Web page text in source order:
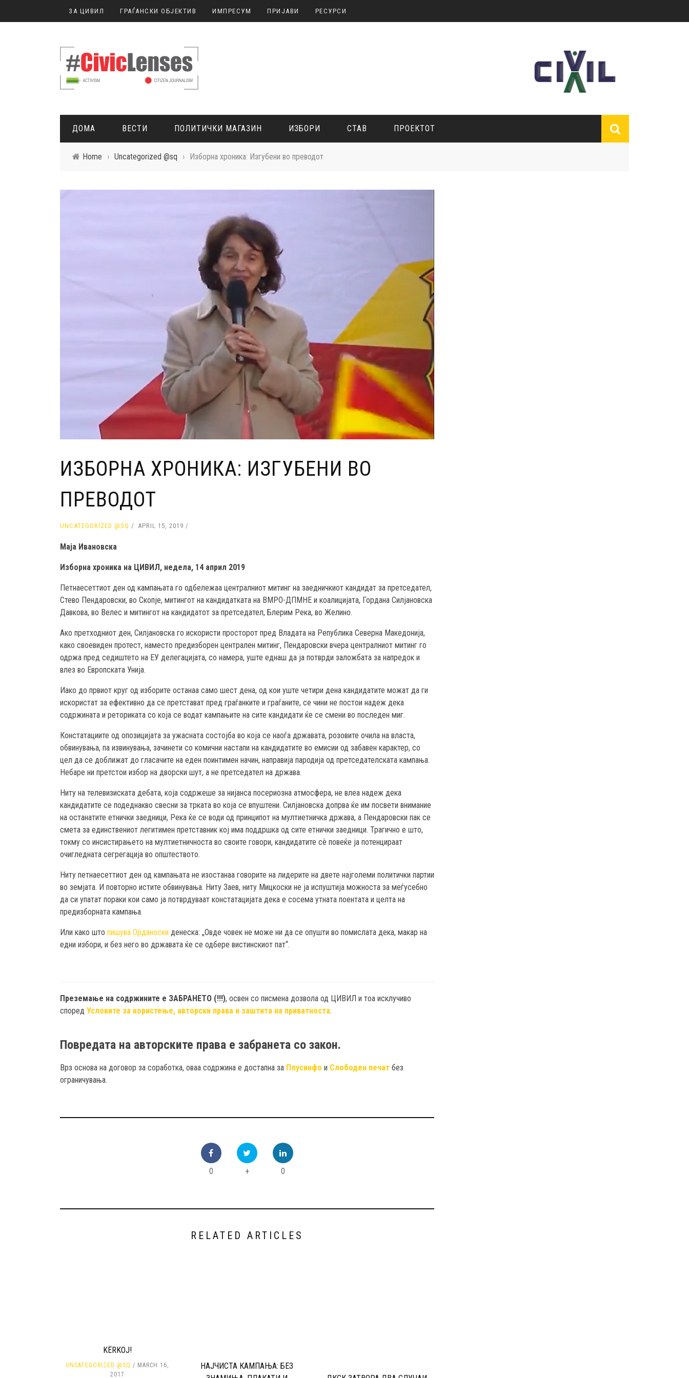
ЗА ЦИВИЛ ГРАЃАНСКИ ОБЈЕКТИВ ИМПРЕСУМ ПРИЈАВИ РЕСУРСИ
ДОМА ВЕСТИ ПОЛИТИЧКИ МАГАЗИН ИЗБОРИ СТАВ ПРОЕКТОТ
Home › Uncategorized @sq › Изборна хроника: Изгубени во преводот
ИЗБОРНА ХРОНИКА: ИЗГУБЕНИ ВО
ПРЕВОДОТ
UNCATEGORIZED @SQ APRIL 15, 2019
Маја Ивановска
Изборна хроника на ЦИВИЛ, недела, 14 април 2019
Петнаесеттиот ден од кампањата го одбележаа централниот митинг на заедничкиот кандидат за претседател,
Стево Пендаровски, во Скопје, митингот на кандидатката на ВМРО-ДПМНЕ и коалицијата, Гордана Силјановска
Давкова, во Велес и митингот на кандидатот за претседател, Блерим Река, во Желино.
Ако претходниот ден, Силјановска го искористи просторот пред Владата на Република Северна Македонија,
како своевиден протест, наместо предизборен централен митинг, Пендаровски вчера централниот митинг го
одржа пред седиштето на ЕУ делегацијата, со намера, уште еднаш да ја потврди заложбата за напредок и
влез во Европската Унија.
Иако до првиот круг од изборите останаа само шест дена, од кои уште четири дена кандидатите можат да ги
искористат за ефективно да се претстават пред граѓанките и граѓаните, се чини не постои надеж дека
содржината и реториката со која се водат кампањите на сите кандидати ќе се смени во последен миг.
Констатациите од опозицијата за ужасната состојба во која се наоѓа државата, розовите очила на власта,
обвинувања, па извинувања, зачинети со комични настапи на кандидатите во емисии од забавен карактер, со
цел да се доближат до гласачите на еден поинтимен начин, направија пародија од претседателската кампања.
Небаре ни претстои избор на дворски шут, а не претседател на држава.
Ниту на телевизиската дебата, која содржеше за нијанса посериозна атмосфера, не влеа надеж дека
кандидатите се подеднакво свесни за трката во која се впуштени. Силјановска допрва ќе им посвети внимание
на останатите етнички заедници, Река ќе се води од принципот на мултиетничка држава, а Пендаровски пак се
смета за единствениот легитимен претставник кој има поддршка од сите етнички заедници. Трагично е што,
токму со инсистирањето на мултиетничноста во своите говори, кандидатите сѐ повеќе ја потенцираат
очигледната сегрегација во општеството.
Ниту петнаесеттиот ден од кампањата не изостанаа говорите на лидерите на двете најголеми политички партии
во земјата. И повторно истите обвинувања. Ниту Заев, ниту Мицкоски не ја испуштија можноста за меѓусебно
да си упатат пораки кои само ја потврдуваат констатацијата дека е сосема утната поентата и целта на
предизборната кампања.
Или како што пишува Орданоски денеска: „Овде човек не може ни да се опушти во помислата дека, макар на
едни избори, и без него во државата ќе се одбере вистинскиот пат“.
Преземање на содржините e ЗАБРАНЕТО (!!!), освен со писмена дозвола од ЦИВИЛ и тоа исклучиво
според Условите за користење, авторски права и заштита на приватноста.
Повредата на авторските права е забранета со закон.
Врз основа на договор за соработка, оваа содржина е достапна за Плусинфо и Слободен печат без
ограничувања.
0 + 0
RELATED ARTICLES
KËRKOJ!
UNCATEGORIZED @SQ
MARCH 16,
2017
НАЈЧИСТА КАМПАЊА: БЕЗ